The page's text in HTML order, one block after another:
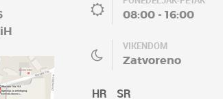
08:00 - 16:00
VIKENDOM
Zatvoreno
HR SR